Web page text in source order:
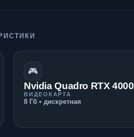
🎮
Nvidia Quadro RTX 4000
ВИДЕОКАРТА
8 Гб • дискретная